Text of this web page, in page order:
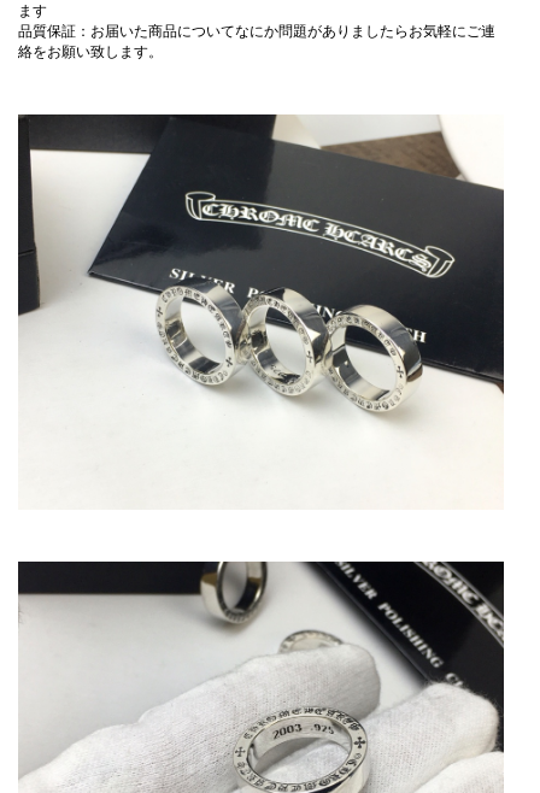
ます
品質保証：お届いた商品についてなにか問題がありましたらお気軽にご連
絡をお願い致します。